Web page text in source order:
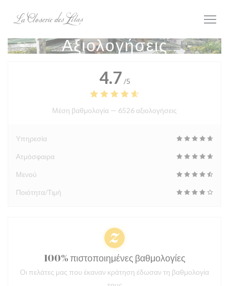
Αξιολογήσεις
4.7 /5
Μέση βαθμολογία — 6526 αξιολογήσεις
Υπηρεσία
Ατμόσφαιρα
Μενού
Ποιότητα/Τιμή
100% πιστοποιημένες βαθμολογίες
Οι πελάτες μας που έκαναν κράτηση έδωσαν τη βαθμολογία